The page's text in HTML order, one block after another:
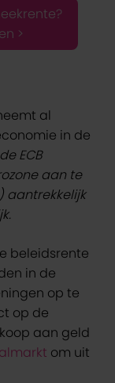
>
al
in de
de ECB
aan te
aantrekkelijk
beleidsrente
in de
op te
op de
aan geld
om uit